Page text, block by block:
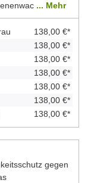
... Mehr
138,00 €*
138,00 €*
138,00 €*
138,00 €*
138,00 €*
138,00 €*
138,00 €*
gegen